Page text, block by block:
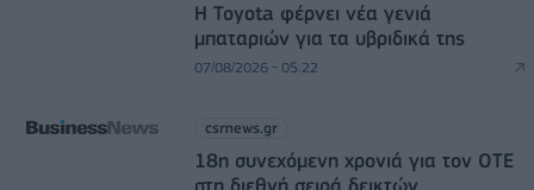
Η Toyota φέρνει νέα γενιά
μπαταριών για τα υβριδικά της
07/08/2026 - 05:22
csrnews.gr
18η συνεχόμενη χρονιά για τον ΟΤΕ